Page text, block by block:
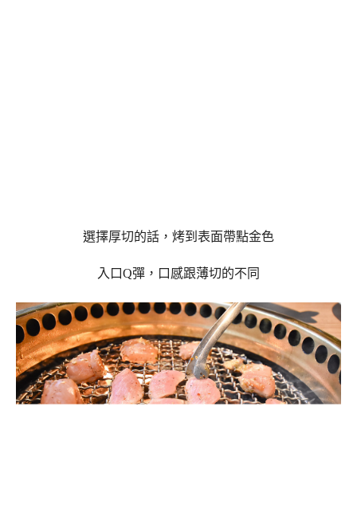
選擇厚切的話，烤到表面帶點金色
入口Q彈，口感跟薄切的不同